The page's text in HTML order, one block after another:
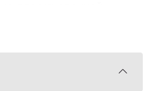
или обмену после их
и задать все
покупкой. Если у